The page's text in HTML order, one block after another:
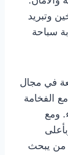
وتبريد
سباحة
في مجال
الفخامة
ومع
من يبحث